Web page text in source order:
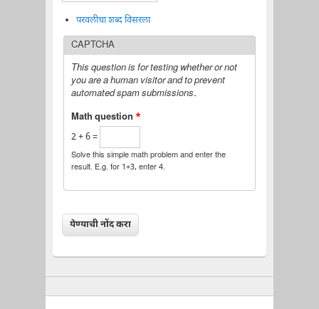
परवलीचा शब्द विसरला
CAPTCHA
This question is for testing whether or not
you are a human visitor and to prevent
automated spam submissions.
Math question *
2 + 6 =
Solve this simple math problem and enter the
result. E.g. for 1+3, enter 4.